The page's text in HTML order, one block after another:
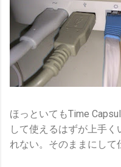
ほっといてもTime
して使えるはずが上手
れない。そのままにして